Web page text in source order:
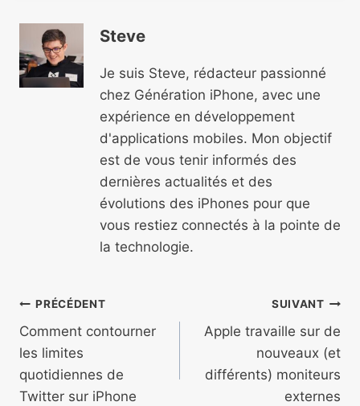
Steve
Je suis Steve, rédacteur passionné
chez Génération iPhone, avec une
expérience en développement
d'applications mobiles. Mon objectif
est de vous tenir informés des
dernières actualités et des
évolutions des iPhones pour que
vous restiez connectés à la pointe de
la technologie.
Navigation
de
l’article
PRÉCÉDENT
Comment contourner
les limites
quotidiennes de
Twitter sur iPhone
SUIVANT
Apple travaille sur de
nouveaux (et
différents) moniteurs
externes